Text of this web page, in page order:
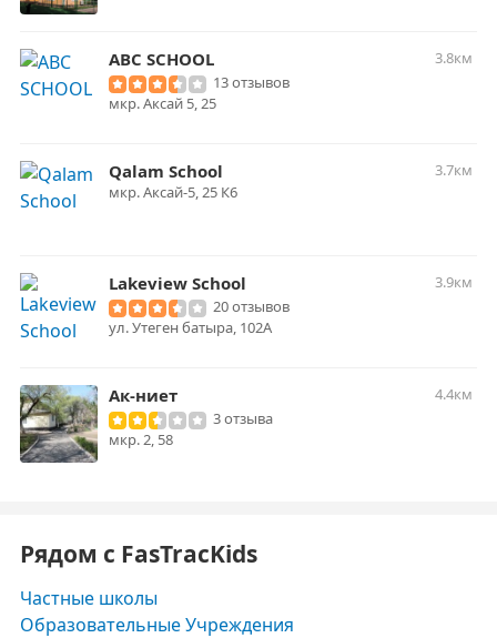
ABC SCHOOL
3.8км
13 отзывов
мкр. Аксай 5, 25
Qalam School
3.7км
мкр. Аксай-5, 25 К6
Lakeview School
3.9км
20 отзывов
ул. Утеген батыра, 102А
Ак-ниет
4.4км
3 отзыва
мкр. ​2, 58
Рядом с FasTracKids
Частные школы
Образовательные Учреждения